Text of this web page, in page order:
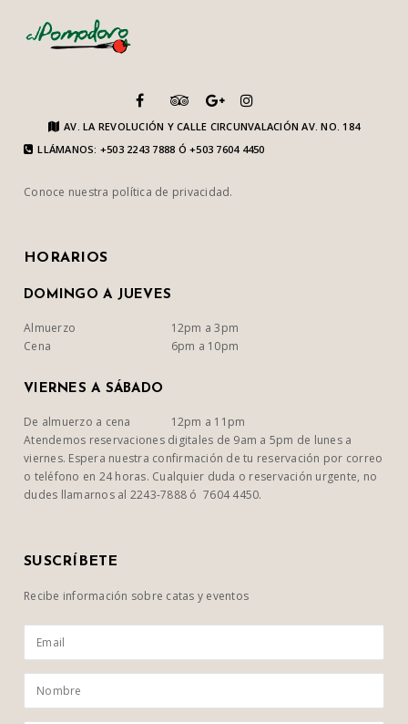
AV. LA REVOLUCIÓN Y CALLE CIRCUNVALACIÓN AV. NO. 184
LLÁMANOS: +503 2243 7888 Ó +503 7604 4450
Conoce nuestra política de privacidad.
HORARIOS
DOMINGO A JUEVES
Almuerzo
12pm a 3pm
Cena
6pm a 10pm
VIERNES A SÁBADO
De almuerzo a cena
12pm a 11pm
Atendemos reservaciones digitales de 9am a 5pm de lunes a
viernes. Espera nuestra confirmación de tu reservación por correo
o teléfono en 24 horas. Cualquier duda o reservación urgente, no
dudes llamarnos al 2243-7888 ó 7604 4450.
SUSCRÍBETE
Recibe información sobre catas y eventos